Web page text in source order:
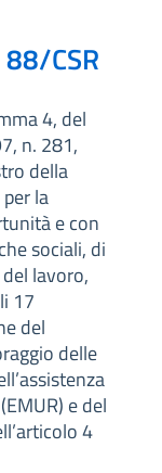
CSR
4, del
n. 281,
della
la
e con
sociali, di
lavoro,
17
del
delle
e del
4